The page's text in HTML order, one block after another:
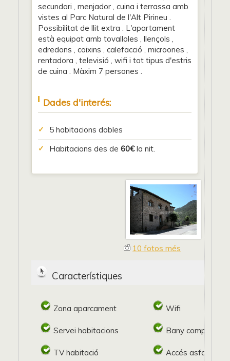
secundari , menjador , cuina i terrassa amb
vistes al Parc Natural de l'Alt Pirineu .
Possibilitat de llit extra . L'apartament
està equipat amb tovalloles , llençols ,
edredons , coixins , calefacció , microones ,
rentadora , televisió , wifi i tot tipus d'estris
de cuina . Màxim 7 persones .
Dades d'interés:
5 habitacions dobles
Habitacions des de 60€la nit.
10 fotos més
Característiques
Zona aparcament Wifi
Servei habitacions Bany complert
TV habitació Accés asfaltat